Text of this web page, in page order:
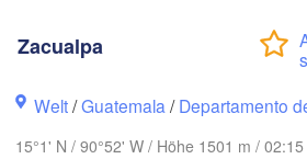
Zacualpa
Welt/Guatemala /Departamento
15°1' N / 90°52' W / Höhe 1501 m /